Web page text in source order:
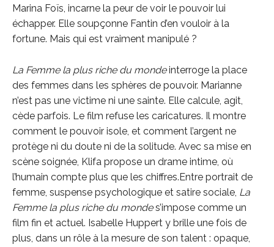
Marina Foïs, incarne la peur de voir le pouvoir lui
échapper. Elle soupçonne Fantin d’en vouloir à la
fortune. Mais qui est vraiment manipulé ?
La Femme la plus riche du mondeinterroge la place
des femmes dans les sphères de pouvoir. Marianne
n’est pas une victime ni une sainte. Elle calcule, agit,
cède parfois. Le film refuse les caricatures. Il montre
comment le pouvoir isole, et comment l’argent ne
protège ni du doute ni de la solitude. Avec sa mise en
scène soignée, Klifa propose un drame intime, où
l’humain compte plus que les chiffres.Entre portrait de
femme, suspense psychologique et satire sociale, La
Femme la plus riche du mondes’impose comme un
film fin et actuel. Isabelle Huppert y brille une fois de
plus, dans un rôle à la mesure de son talent : opaque,